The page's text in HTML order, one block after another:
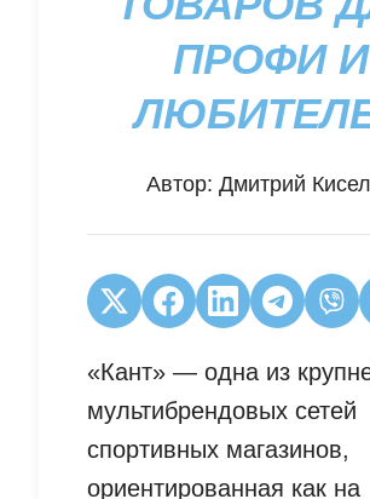
ПРОФИ И
Автор: Дмитрий
«Кант» — одна из
мультибрендовых сетей
спортивных магазинов,
ориентированная как на